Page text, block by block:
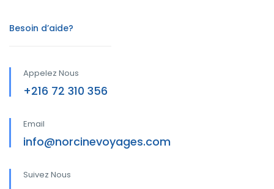
Besoin d’aide?
Appelez Nous
+216 72 310 356
Email
info@norcinevoyages.com
Suivez Nous